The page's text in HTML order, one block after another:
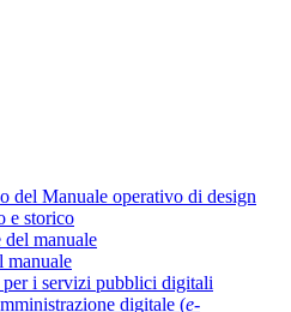
del Manuale operativo di design
e storico
del manuale
manuale
i servizi pubblici digitali
digitale (e-